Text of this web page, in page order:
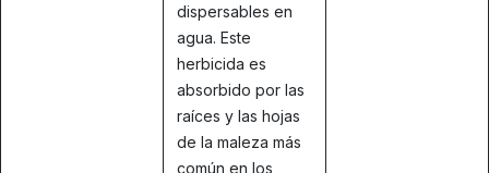
dispersables en
agua. Este
herbicida es
absorbido por las
raíces y las hojas
de la maleza más
común en los